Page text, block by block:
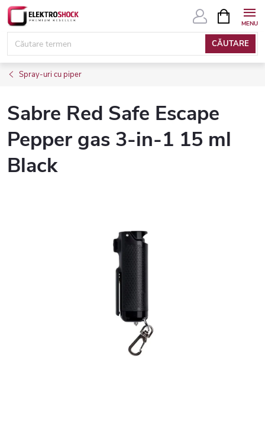
Treci
conținut
CĂUTARE
COŞ
DE
Spray-uri cu piper
Sabre Red Safe Escape
Pepper gas 3-in-1 15 ml
Black